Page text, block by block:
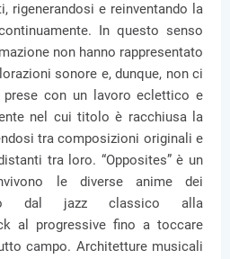
rigenerandosi e reinventando la
In questo senso
non hanno rappresentato
sonore e, dunque, non ci
prese con un lavoro eclettico e
nel cui titolo è racchiusa la
tra composizioni originali e
tra loro. “Opposites” è un
le diverse anime dei
dal jazz classico alla
al progressive fino a toccare
campo. Architetture musicali